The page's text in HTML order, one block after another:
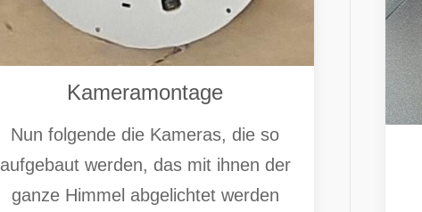
Kameramontage
Nun folgende die Kameras, die so
aufgebaut werden, das mit ihnen der
ganze Himmel abgelichtet werden